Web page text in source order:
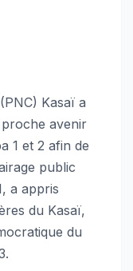
Kasaï a
avenir
1 et 2 afin de
public
a appris
du Kasaï,
du